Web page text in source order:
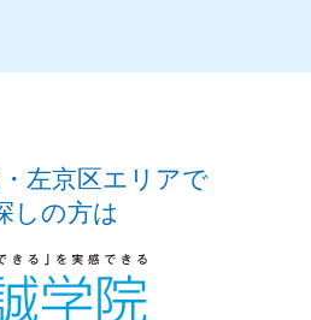
左京区エリアで
しの方は